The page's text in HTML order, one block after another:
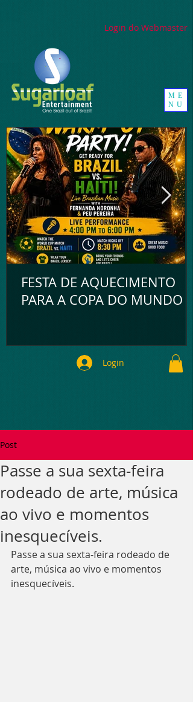
ME
NU
Login
FESTA DE AQUECIMENTO
PARA A COPA DO MUNDO
Login do Webmaster
Post
Passe a sua sexta-feira
rodeado de arte, música
ao vivo e momentos
inesquecíveis.
Passe a sua sexta-feira rodeado de
arte, música ao vivo e momentos
inesquecíveis.